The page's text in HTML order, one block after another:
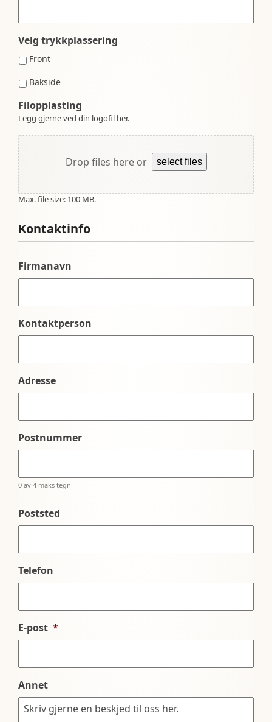
Velg trykkplassering
Front
Bakside
Filopplasting
Legg gjerne ved din logofil her.
Drop files here or select files
Max. file size: 100 MB.
Kontaktinfo
Firmanavn
Kontaktperson
Adresse
Postnummer
0 av 4 maks tegn
Poststed
Telefon
E-post *
Annet